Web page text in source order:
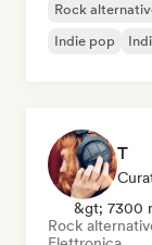
Rock
Indie pop
T
&gt; 7300
Rock